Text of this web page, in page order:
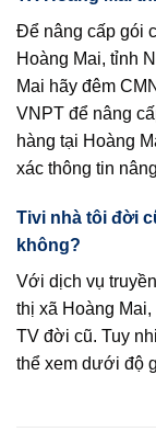
Để nâng cấp gói
Hoàng Mai, tỉnh
Mai hãy đêm
VNPT để nâng
hàng tại Hoàng
xác thông tin
Tivi nhà tôi đời
không?
Với dịch vụ
thị xã Hoàng
TV đời cũ. Tuy
thể xem dưới độ